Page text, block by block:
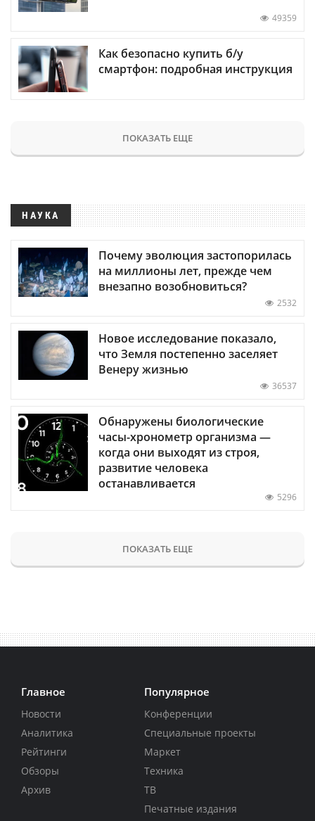
49359
Как безопасно купить б/у
смартфон: подробная инструкция
ПОКАЗАТЬ ЕЩЕ
НАУКА
Почему эволюция застопорилась
на миллионы лет, прежде чем
внезапно возобновиться?
2532
Новое исследование показало,
что Земля постепенно заселяет
Венеру жизнью
36537
Обнаружены биологические
часы-хронометр организма —
когда они выходят из строя,
развитие человека
останавливается
5296
ПОКАЗАТЬ ЕЩЕ
Главное
Новости
Аналитика
Рейтинги
Обзоры
Архив
Популярное
Конференции
Специальные проекты
Маркет
Техника
ТВ
Печатные издания